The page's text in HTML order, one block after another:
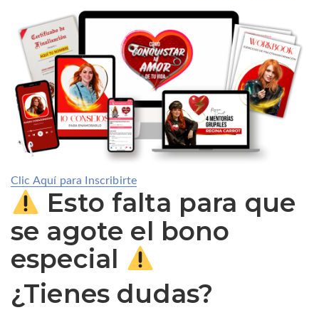
Clic Aquí para Inscribirte
Esto falta para que
se agote el bono
especial
¿Tienes dudas?